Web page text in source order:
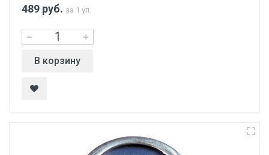
489 руб. за 1 уп.
В корзину